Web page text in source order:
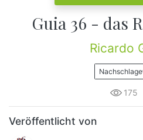
Guia 36 - das
Ricardo
175
Veröffentlicht von